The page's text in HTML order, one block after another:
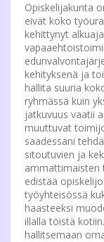
Opiskelijakunta
eivät koko
kehittynyt
kehityksenä ja
hallita suuria
ryhmässä kuin
jatkuvuus vaatii
muuttuvat
saadessani
sitoutuvien ja
ammattimaisten
edistää
työyhteisössä
haasteeksi
illalla töistä
hallitsemaan